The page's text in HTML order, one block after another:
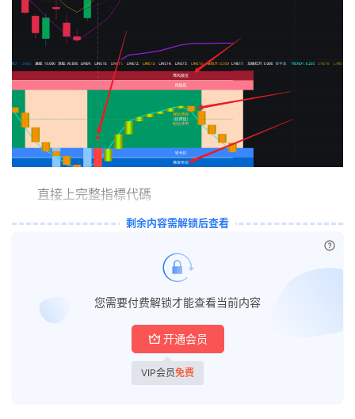
量
化
绘
梦
逆
梦
直接上完整指標代碼
剩余内容需解锁后查看
您需要付费解锁才能查看当前内容
开通会员
VIP会员免费